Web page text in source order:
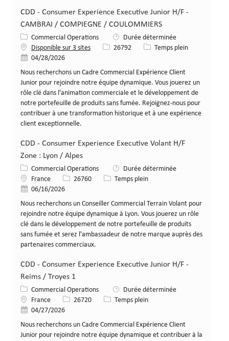
CDD - Consumer Experience Executive Junior H/F -
CAMBRAI / COMPIEGNE / COULOMMIERS
Catégorie
Commercial Operations
Durée déterminée
Disponible sur 3 sites
Identifiant de poste
26792 Type de poste
Temps plein
Date de publication
04/28/2026
Nous recherchons un Cadre Commercial Expérience Client
Junior pour rejoindre notre équipe dynamique. Vous jouerez un
rôle clé dans l'animation commerciale et le développement de
notre portefeuille de produits sans fumée. Rejoignez-nous pour
contribuer à une transformation historique et à une expérience
client exceptionnelle.
CDD - Consumer Experience Executive Volant H/F
Zone : Lyon / Alpes
Catégorie
Commercial Operations
Durée déterminée
Lieu France Identifiant de poste
26760 Type de poste
Temps plein
Date de publication
06/16/2026
Nous recherchons un Conseiller Commercial Terrain Volant pour
rejoindre notre équipe dynamique à Lyon. Vous jouerez un rôle
clé dans le développement de notre portefeuille de produits
sans fumée et serez l'ambassadeur de notre marque auprès des
partenaires commerciaux.
CDD - Consumer Experience Executive Junior H/F -
Reims / Troyes 1
Catégorie
Commercial Operations
Durée déterminée
Lieu France Identifiant de poste
26720 Type de poste
Temps plein
Date de publication
04/27/2026
Nous recherchons un Cadre Commercial Expérience Client
Junior pour rejoindre notre équipe dynamique et contribuer à la